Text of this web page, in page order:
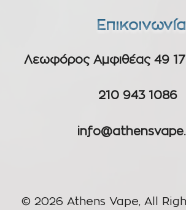
Επικοινωνία
Λεωφόρος Αμφιθέας 49
210 943 1086
© 2026 Athens Vape, All